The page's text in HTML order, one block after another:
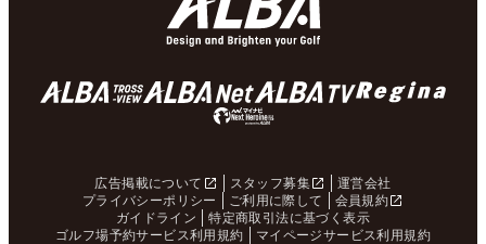
広告掲載について スタッフ募集
運営会社
プライバシーポリシー
ご利用に際して
会員規約
ガイドライン
特定商取引法に基づく表示
ゴルフ場予約サービス利用規約
マイページサービス利用規約